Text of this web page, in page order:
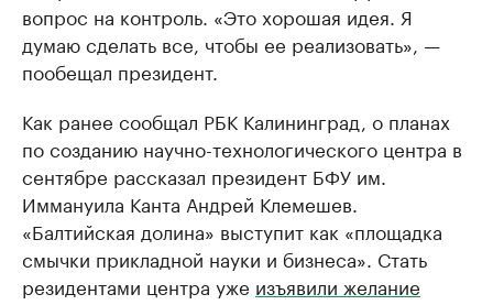
вопрос на контроль. «Это хорошая идея. Я
думаю сделать все, чтобы ее реализовать», —
пообещал президент.
Как ранее сообщал РБК Калининград, о планах
по созданию научно-технологического центра в
сентябре рассказал президент БФУ им.
Иммануила Канта Андрей Клемешев.
«Балтийская долина» выступит как «площадка
смычки прикладной науки и бизнеса». Стать
резидентами центра уже изъявили желание